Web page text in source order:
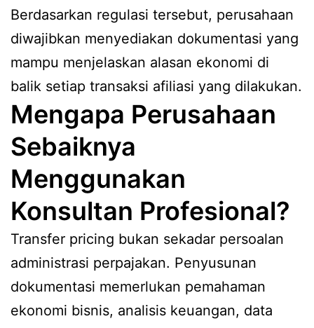
Berdasarkan regulasi tersebut, perusahaan
diwajibkan menyediakan dokumentasi yang
mampu menjelaskan alasan ekonomi di
balik setiap transaksi afiliasi yang dilakukan.
Mengapa Perusahaan
Sebaiknya
Menggunakan
Konsultan Profesional?
Transfer pricing bukan sekadar persoalan
administrasi perpajakan. Penyusunan
dokumentasi memerlukan pemahaman
ekonomi bisnis, analisis keuangan, data